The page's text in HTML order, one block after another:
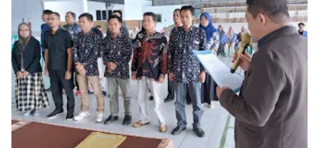
Design
With
Shroff
Templates